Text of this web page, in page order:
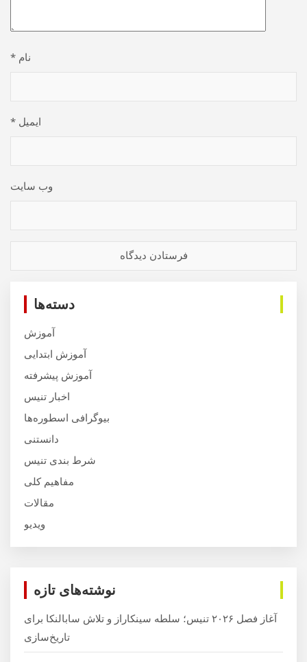
نام *
ایمیل *
وب‌ سایت
دسته‌ها
آموزش
آموزش ابتدایی
آموزش پیشرفته
اخبار تنیس
بیوگرافی اسطوره‌ها
دانستنی
شرط بندی تنیس
مفاهیم کلی
مقالات
ویدیو
نوشته‌های تازه
آغاز فصل ۲۰۲۶ تنیس؛ سلطه سینکاراز و تلاش سابالنکا برای
تاریخ‌سازی